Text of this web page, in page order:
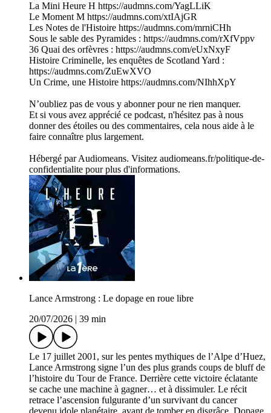
La Mini Heure H https://audmns.com/YagLLiK
Le Moment M https://audmns.com/xtIAjGR
Les Notes de l'Histoire https://audmns.com/mrniCHh
Sous le sable des Pyramides : https://audmns.com/rXfVppv
36 Quai des orfèvres : https://audmns.com/eUxNxyF
Histoire Criminelle, les enquêtes de Scotland Yard :
https://audmns.com/ZuEwXVO
Un Crime, une Histoire https://audmns.com/NIhhXpY
N’oubliez pas de vous y abonner pour ne rien manquer.
Et si vous avez apprécié ce podcast, n'hésitez pas à nous
donner des étoiles ou des commentaires, cela nous aide à le
faire connaître plus largement.
Hébergé par Audiomeans. Visitez audiomeans.fr/politique-de-
confidentialite pour plus d'informations.
Lance Armstrong : Le dopage en roue libre
20/07/2026
39 min
Le 17 juillet 2001, sur les pentes mythiques de l’Alpe d’Huez,
Lance Armstrong signe l’un des plus grands coups de bluff de
l’histoire du Tour de France. Derrière cette victoire éclatante
se cache une machine à gagner… et à dissimuler. Le récit
retrace l’ascension fulgurante d’un survivant du cancer